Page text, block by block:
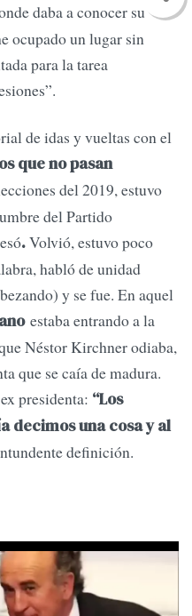
daba a conocer su
ocupado un lugar sin
para la tarea
de idas y vueltas con el
que no pasan
del 2019, estuvo
del Partido
.Volvió, estuvo poco
habló de unidad
y se fue. En aquel
estaba entrando a la
Néstor Kirchner odiaba,
que se caía de madura.
presidenta: “Los
decimos una cosa y al
definición.